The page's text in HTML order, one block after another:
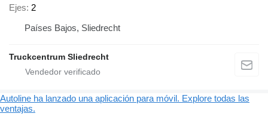
Ejes 2
Países Bajos, Sliedrecht
Truckcentrum Sliedrecht
Autoline ha lanzado una aplicación para móvil. Explore todas las
ventajas.